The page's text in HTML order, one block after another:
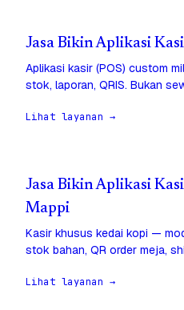
Jasa Bikin Aplikasi
Aplikasi kasir (POS) custom
stok, laporan, QRIS. Bukan
Lihat layanan →
Jasa Bikin Aplikasi
Mappi
Kasir khusus kedai kopi —
stok bahan, QR order meja,
Lihat layanan →